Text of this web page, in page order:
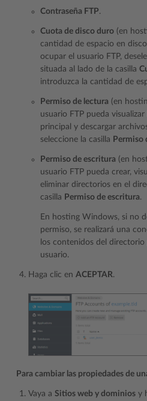
Contraseña FTP.
Cuota de disco duro (en
cantidad de espacio en
ocupar el usuario FTP,
situada al lado de la casilla
introduzca la cantidad de
Permiso de lectura (en
usuario FTP pueda
principal y descargar
seleccione la casilla Permiso
Permiso de escritura (en
usuario FTP pueda crear,
eliminar directorios en el
casilla Permiso de escritura.
En hosting Windows, si no
permiso, se realizará una
los contenidos del
usuario.
Haga clic en ACEPTAR.
Para cambiar las propiedades de
Vaya a Sitios web y dominios y